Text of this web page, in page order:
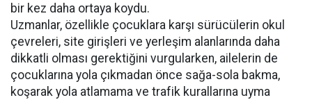
bir kez daha ortaya koydu.
Uzmanlar, özellikle çocuklara karşı sürücülerin okul
çevreleri, site girişleri ve yerleşim alanlarında daha
dikkatli olması gerektiğini vurgularken, ailelerin de
çocuklarına yola çıkmadan önce sağa-sola bakma,
koşarak yola atlamama ve trafik kurallarına uyma